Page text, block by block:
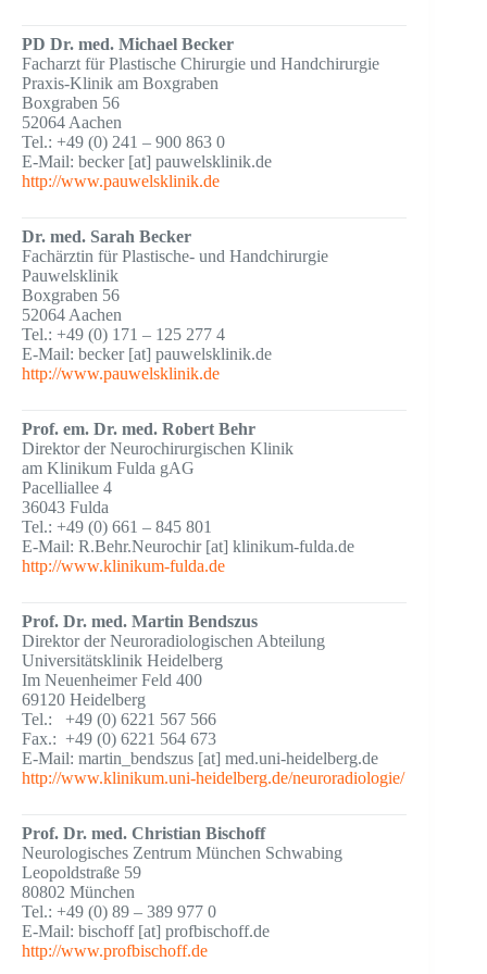
PD Dr. med. Michael Becker
Facharzt für Plastische Chirurgie und Handchirurgie
Praxis-Klinik am Boxgraben
Boxgraben 56
52064 Aachen
Tel.: +49 (0) 241 – 900 863 0
E-Mail: becker [at] pauwelsklinik.de
http://www.pauwelsklinik.de
Dr. med. Sarah Becker
Fachärztin für Plastische- und Handchirurgie
Pauwelsklinik
Boxgraben 56
52064 Aachen
Tel.: +49 (0) 171 – 125 277 4
E-Mail: becker [at] pauwelsklinik.de
http://www.pauwelsklinik.de
Prof. em. Dr. med. Robert Behr
Direktor der Neurochirurgischen Klinik
am Klinikum Fulda gAG
Pacelliallee 4
36043 Fulda
Tel.: +49 (0) 661 – 845 801
E-Mail: R.Behr.Neurochir [at] klinikum-fulda.de
http://www.klinikum-fulda.de
Prof. Dr. med. Martin Bendszus
Direktor der Neuroradiologischen Abteilung
Universitätsklinik Heidelberg
Im Neuenheimer Feld 400
69120 Heidelberg
Tel.: +49 (0) 6221 567 566
Fax.: +49 (0) 6221 564 673
E-Mail: martin_bendszus [at] med.uni-heidelberg.de
http://www.klinikum.uni-heidelberg.de/neuroradiologie/
Prof. Dr. med. Christian Bischoff
Neurologisches Zentrum München Schwabing
Leopoldstraße 59
80802 München
Tel.: +49 (0) 89 – 389 977 0
E-Mail: bischoff [at] profbischoff.de
http://www.profbischoff.de